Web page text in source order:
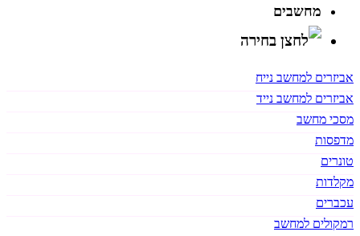
מחשבים
אביזרים למחשב נייח
אביזרים למחשב נייד
מסכי מחשב
מדפסות
טונרים
מקלדות
עכברים
רמקולים למחשב